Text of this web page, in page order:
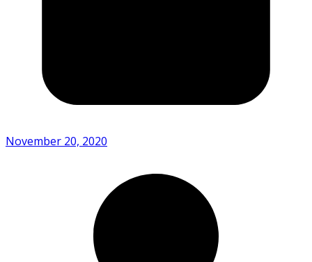
November 20, 2020